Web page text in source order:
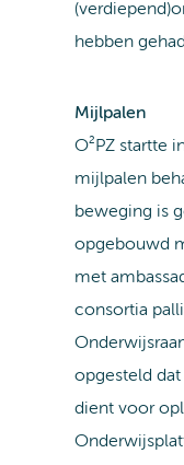
hebben
Mijlpalen
O²PZ startte
mijlpalen
beweging is
opgebouwd
met
consortia
opgesteld
dient voor